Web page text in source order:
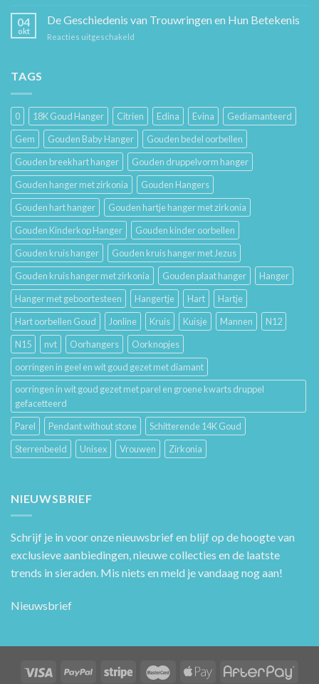
Hem
Verzorging:
04
okt
De Geschiedenis van Trouwringen en Hun Betekenis
Reacties uitgeschakeld
Hun
Betekenis
TAGS
0 18K Goud Hanger Citrien Edina Evina
Gediamanteerd
Gem
Gouden Baby Hanger
Gouden bedel oorbellen
Gouden breekhart hanger
Gouden druppelvorm hanger
Gouden hanger met zirkonia
Gouden Hangers
Gouden hart hanger
Gouden hartje hanger met zirkonia
Gouden Kinderkop Hanger
Gouden kinder oorbellen
Gouden kruis hanger
Gouden kruis hanger met Jezus
Gouden kruis hanger met zirkonia
Gouden plaat hanger
Hanger
Hanger met geboortesteen
Hangertje Hart
Hartje
Hart oorbellen Goud
Jonline Kruis Kuisje Mannen
N12
N15
nvt Oorhangers
Oorknopjes
oorringen in geel en wit goud gezet met diamant
oorringen in wit goud gezet met parel en groene kwarts druppel
gefacetteerd
Parel
Pendant without stone
Schitterende 14K Goud
Sterrenbeeld
Unisex Vrouwen Zirkonia
NIEUWSBRIEF
Schrijf je in voor onze nieuwsbrief en blijf op de hoogte van
exclusieve aanbiedingen, nieuwe collecties en de laatste
trends in sieraden. Mis niets en meld je vandaag nog aan!
Nieuwsbrief